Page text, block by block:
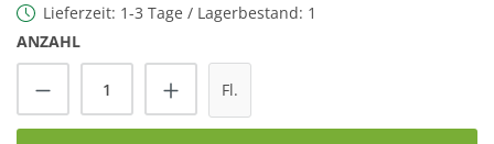
Lieferzeit: 1-3 Tage / Lagerbestand: 1
ANZAHL
Produkt Anzahl: Gib den gewünschten
Fl.